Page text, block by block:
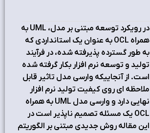
در رویکرد توسعه مبتنی بر مدل، UML به
همراه OCL به عنوان یک استانداردی که
به طور گسترده پذیرفته شده، در فرآیند
تولید و توسعه نرم افزار بکار گرفته شده
است. از آنجاییکه وارسی مدل تاثیر قابل
ملاحظه ای روی کیفیت تولید نرم افزار
نهایی دارد و وارسی مدل UML به همراه
OCL یک مسئله تصمیم ناپذیر است در
این مقاله روش جدیدی مبتنی بر الگوریتم